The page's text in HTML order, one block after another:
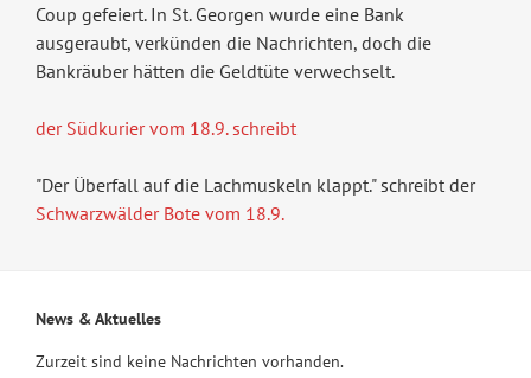
Coup gefeiert. In St. Georgen wurde eine Bank
ausgeraubt, verkünden die Nachrichten, doch die
Bankräuber hätten die Geldtüte verwechselt.
der Südkurier vom 18.9. schreibt
"Der Überfall auf die Lachmuskeln klappt." schreibt der
Schwarzwälder Bote vom 18.9.
News & Aktuelles
Zurzeit sind keine Nachrichten vorhanden.